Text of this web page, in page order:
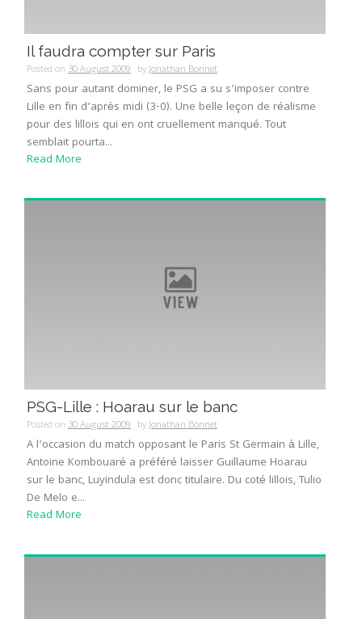
Il faudra compter sur Paris
Posted on 30 August 2009 byJonathan Bonnet
Sans pour autant dominer, le PSG a su s’imposer contre
Lille en fin d’après midi (3-0). Une belle leçon de réalisme
pour des lillois qui en ont cruellement manqué. Tout
semblait pourta...
Read More
PSG-Lille : Hoarau sur le banc
Posted on 30 August 2009 byJonathan Bonnet
A l’occasion du match opposant le Paris St Germain à Lille,
Antoine Kombouaré a préféré laisser Guillaume Hoarau
sur le banc, Luyindula est donc titulaire. Du coté lillois, Tulio
De Melo e...
Read More